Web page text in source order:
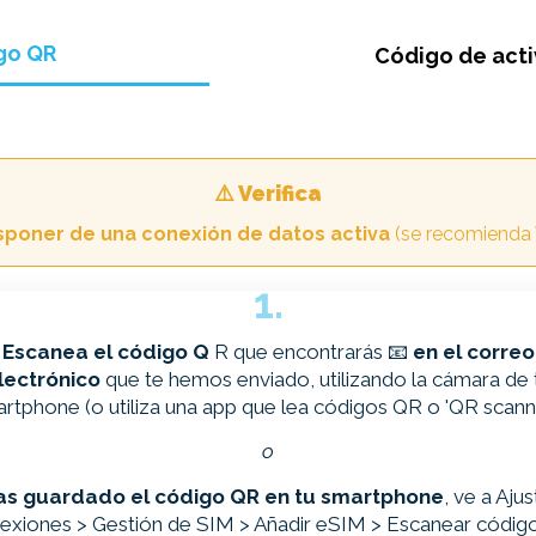
QR Código de
⚠️ Verifica
de una conexión de datos activa (se recomienda
1.
Escanea el código Q R que encontrarás 📧 en el correo
que te hemos enviado, utilizando la cámara de
(o utiliza una app que lea códigos QR o 'QR
o
guardado el código QR en tu smartphone , ve a
> Gestión de SIM > Añadir eSIM > Escanear